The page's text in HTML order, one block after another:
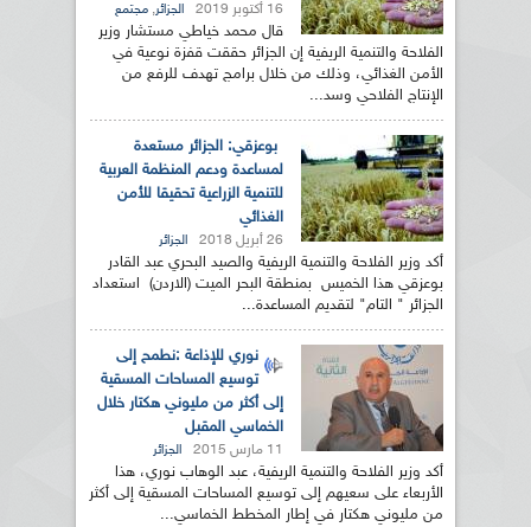
16 أكتوبر 2019 الجزائر, مجتمع
قال محمد خياطي مستشار وزير
الفلاحة والتنمية الريفية إن الجزائر حققت قفزة نوعية في
الأمن الغذائي، وذلك من خلال برامج تهدف للرفع من
الإنتاج الفلاحي وسد...
بوعزقي: الجزائر مستعدة
لمساعدة ودعم المنظمة العربية
للتنمية الزراعية تحقيقا للأمن
الغذائي
26 أبريل 2018 الجزائر
أكد وزير الفلاحة والتنمية الريفية والصيد البحري عبد القادر
بوعزقي هذا الخميس بمنطقة البحر الميت (الاردن) استعداد
الجزائر " التام" لتقديم المساعدة...
نوري للإذاعة :نطمح إلى
توسيع المساحات المسقية
إلى أكثر من مليوني هكتار خلال
الخماسي المقبل
11 مارس 2015 الجزائر
أكد وزير الفلاحة والتنمية الريفية، عبد الوهاب نوري، هذا
الأربعاء على سعيهم إلى توسيع المساحات المسقية إلى أكثر
من مليوني هكتار في إطار المخطط الخماسي...